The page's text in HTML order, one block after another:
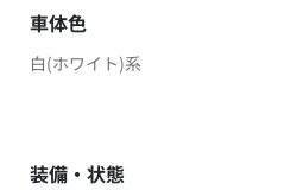
車体色
白(ホワイト)系
装備・状態